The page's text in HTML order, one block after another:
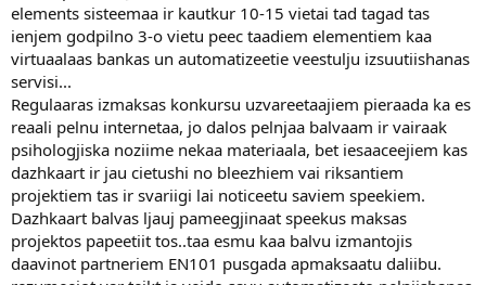
elements sisteemaa ir kautkur 10-15 vietai tad tagad tas
ienjem godpilno 3-o vietu peec taadiem elementiem kaa
virtuaalaas bankas un automatizeetie veestulju izsuutiishanas
servisi...
Regulaaras izmaksas konkursu uzvareetaajiem pieraada ka es
reaali pelnu internetaa, jo dalos pelnjaa balvaam ir vairaak
psihologjiska noziime nekaa materiaala, bet iesaaceejiem kas
dazhkaart ir jau cietushi no bleezhiem vai riksantiem
projektiem tas ir svariigi lai noticeetu saviem speekiem.
Dazhkaart balvas ljauj pameegjinaat speekus maksas
projektos papeetiit tos..taa esmu kaa balvu izmantojis
daavinot partneriem EN101 pusgada apmaksaatu daliibu.